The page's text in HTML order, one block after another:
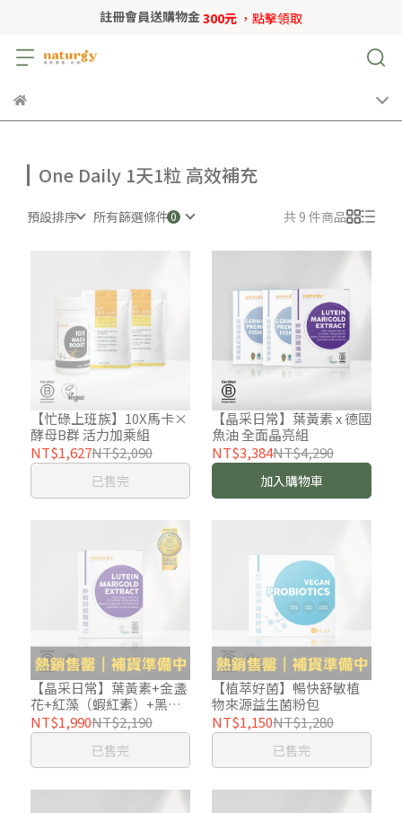
註冊會員送購物金300元 ，點擊領取
One Daily 1天1粒 高效補充
預設排序 所有篩選條件 共 9 件商品
【忙碌上班族】10X馬卡×
酵母B群 活力加乘組
NT$1,627NT$2,090
已售完
【晶采日常】葉黃素 x 德國
魚油 全面晶亮組
NT$3,384NT$4,290
加入購物車
【晶采日常】葉黃素+金盞
花+紅藻（蝦紅素）+黑豆
皮（原花青素）
NT$1,990NT$2,190
已售完
【植萃好菌】暢快舒敏植
物來源益生菌粉包
NT$1,150NT$1,280
已售完